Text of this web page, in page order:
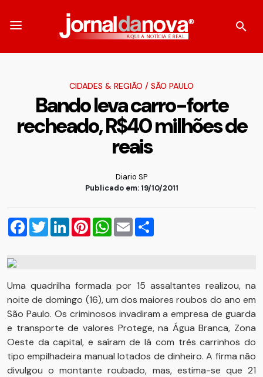
CIDADES & REGIÃO / SÃO PAULO
Bando leva carro-forte
recheado, R$40 milhões de
reais
Diario SP
Publicado em: 19/10/2011
Facebook
TwitterLinkedInPinterestWhatsApp
Email
Uma quadrilha formada por 15 assaltantes realizou, na
noite de domingo (16), um dos maiores roubos do ano em
São Paulo. Os criminosos invadiram a empresa de guarda
e transporte de valores Protege, na Água Branca, Zona
Oeste da capital, e saíram de lá com três carrinhos do
tipo empilhadeira manual lotados de dinheiro. A firma não
divulgou o montante roubado, mas, estima-se que 21